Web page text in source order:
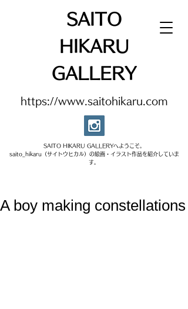
SAITO
HIKARU
GALLERY
SAITO HIKARU GALLERYへようこそ。​
saito_hikaru（サイトウヒカル）の絵画・イラスト作品を紹介していま
す。​
https://www.saitohikaru.com
A boy making constellations